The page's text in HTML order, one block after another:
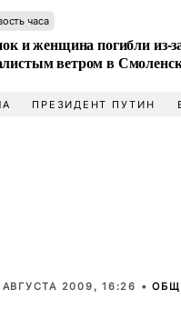
часа
и женщина погибли из-
ветром в
ПРЕЗИДЕНТ ПУТИН
АВГУСТА 2009, 16:26 •